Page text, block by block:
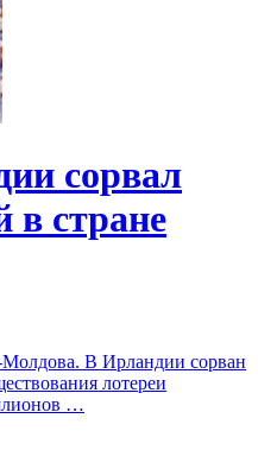
сорвал
стране
В Ирландии сорван
лотереи
…